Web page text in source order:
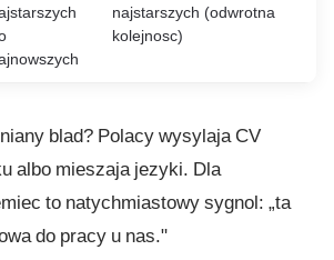
najstarszych (odwrotna
kolejnosc)
blad? Polacy wysylaja CV
albo mieszaja jezyki. Dla
to natychmiastowy sygnol: „ta
do pracy u nas."